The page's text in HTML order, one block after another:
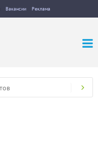
Вакансии Реклама